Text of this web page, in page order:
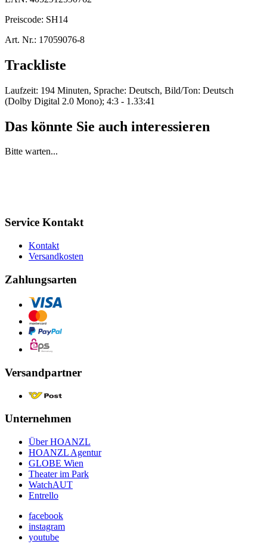
Preiscode: SH14
Art. Nr.: 17059076-8
Trackliste
Laufzeit: 194 Minuten, Sprache: Deutsch, Bild/Ton: Deutsch
(Dolby Digital 2.0 Mono); 4:3 - 1.33:41
Das könnte Sie auch interessieren
Bitte warten...
Service Kontakt
Kontakt
Versandkosten
Zahlungsarten
Versandpartner
Unternehmen
Über HOANZL
HOANZL Agentur
GLOBE Wien
Theater im Park
WatchAUT
Entrello
facebook
instagram
youtube